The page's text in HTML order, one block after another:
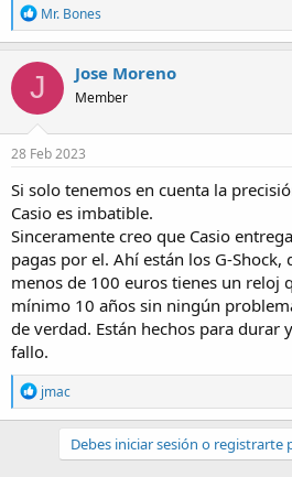
R
e
a
c
t
i
o
n
s
Mr. Bones
J Jose Moreno
Member
28 Feb 2023
Si solo tenemos en cuenta la
Casio es imbatible.
Sinceramente creo que Casio
pagas por el. Ahí están los G-
menos de 100 euros tienes un reloj
mínimo 10 años sin ningún
de verdad. Están hechos para
fallo.
R
e
a
jmac
Debes iniciar sesión o registrarte